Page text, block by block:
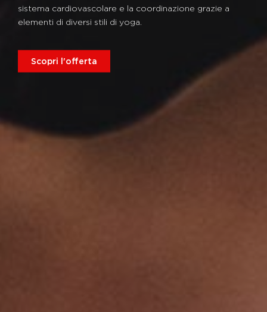
sistema cardiovascolare e la coordinazione grazie a
elementi di diversi stili di yoga.
Scopri l'offerta